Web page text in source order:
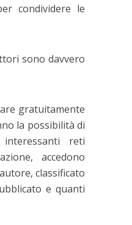
condividere le
sono davvero
gratuitamente
la possibilità di
reti
accedono
classificato
e quanti